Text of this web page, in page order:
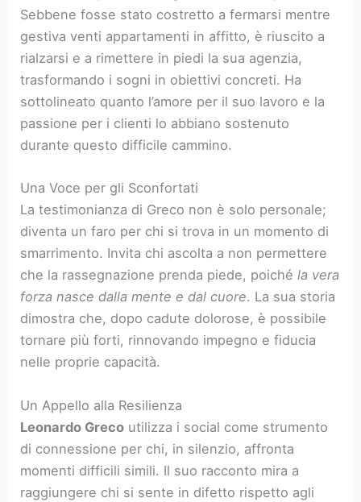
Sebbene fosse stato costretto a fermarsi mentre
gestiva venti appartamenti in affitto, è riuscito a
rialzarsi e a rimettere in piedi la sua agenzia,
trasformando i sogni in obiettivi concreti. Ha
sottolineato quanto l’amore per il suo lavoro e la
passione per i clienti lo abbiano sostenuto
durante questo difficile cammino.
Una Voce per gli Sconfortati
La testimonianza di Greco non è solo personale;
diventa un faro per chi si trova in un momento di
smarrimento. Invita chi ascolta a non permettere
che la rassegnazione prenda piede, poichéla vera
forza nasce dalla mente e dal cuore. La sua storia
dimostra che, dopo cadute dolorose, è possibile
tornare più forti, rinnovando impegno e fiducia
nelle proprie capacità.
Un Appello alla Resilienza
Leonardo Greco utilizza i social come strumento
di connessione per chi, in silenzio, affronta
momenti difficili simili. Il suo racconto mira a
raggiungere chi si sente in difetto rispetto agli